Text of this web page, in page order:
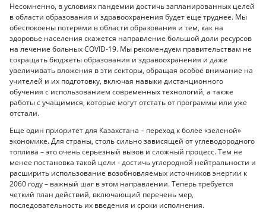
Несомненно, в условиях пандемии достичь запланированных целей
в области образования и здравоохранения будет еще труднее. Мы
обеспокоены потерями в области образования и тем, как на
здоровье населения скажется направление большой доли ресурсов
на лечение больных COVID-19. Мы рекомендуем правительствам не
сокращать бюджеты образования и здравоохранения и даже
увеличивать вложения в эти секторы, обращая особое внимание на
учителей и их подготовку, включая навыки дистанционного
обучения с использованием современных технологий, а также
работы с учащимися, которые могут отстать от программы или уже
отстали.
Еще один приоритет для Казахстана – переход к более «зеленой»
экономике. Для страны, столь сильно зависящей от углеводородного
топлива – это очень серьезный вызов и сложный процесс. Тем не
менее постановка такой цели - достичь углеродной нейтральности и
расширить использование возобновляемых источников энергии к
2060 году – важный шаг в этом направлении. Теперь требуется
четкий план действий, включающий перечень мер,
последовательность их введения и сроки исполнения.